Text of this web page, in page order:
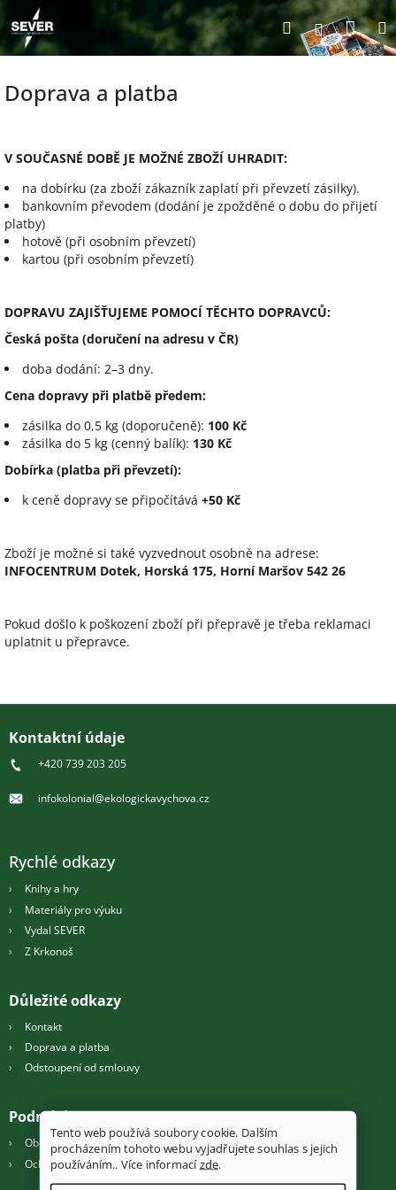
Tento web používá soubory cookie. Dalším
procházením tohoto webu vyjadřujete souhlas s jejich
používáním.. Více informacízde.
na
obsah
Hledat
Doprava a platba
V SOUČASNÉ DOBĚ JE MOŽNÉ ZBOŽÍ UHRADIT:
na dobírku (za zboží zákazník zaplatí při převzetí zásilky).
bankovním převodem (dodání je zpožděné o dobu do přijetí
platby)
hotově (při osobním převzetí)
kartou (při osobním převzetí)
DOPRAVU ZAJIŠŤUJEME POMOCÍ TĚCHTO DOPRAVCŮ:
Česká pošta (doručení na adresu v ČR)
doba dodání: 2–3 dny.
Cena dopravy při platbě předem:
zásilka do 0,5 kg (doporučeně): 100 Kč
zásilka do 5 kg (cenný balík): 130 Kč
Dobírka (platba při převzetí):
k ceně dopravy se připočítává +50 Kč
Zboží je možné si také vyzvednout osobně na adrese:
INFOCENTRUM Dotek, Horská 175, Horní Maršov 542 26
Pokud došlo k poškození zboží při přepravě je třeba reklamaci
uplatnit u přepravce.
Kontaktní údaje
+420 739 203 205
infokolonial@ekologickavychova.cz
Rychlé odkazy
Knihy a hry
Materiály pro výuku
Vydal SEVER
Z Krkonoš
Důležité odkazy
Kontakt
Doprava a platba
Odstoupení od smlouvy
Podmínky
Obchodní podmínky
Ochrana osobních údajů